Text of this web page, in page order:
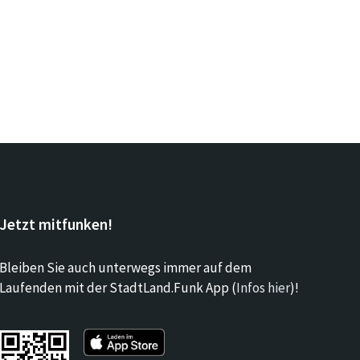
Jetzt mitfunken!
Bleiben Sie auch unterwegs immer auf dem
Laufenden mit der StadtLand.Funk App (Infos hier)!